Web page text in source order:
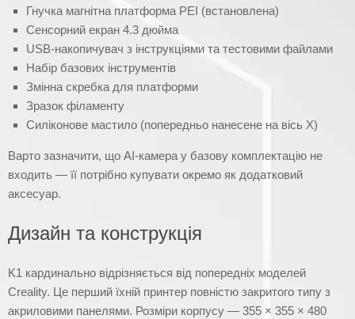
Гнучка магнітна платформа PEI (встановлена)
Сенсорний екран 4.3 дюйма
USB-накопичувач з інструкціями та тестовими файлами
Набір базових інструментів
Змінна скребка для платформи
Зразок філаменту
Силіконове мастило (попередньо нанесене на вісь X)
Варто зазначити, що AI-камера у базову комплектацію не
входить — її потрібно купувати окремо як додатковий
аксесуар.
Дизайн та конструкція
K1 кардинально відрізняється від попередніх моделей
Creality. Це перший їхній принтер повністю закритого типу з
акриловими панелями. Розміри корпусу — 355 × 355 × 480